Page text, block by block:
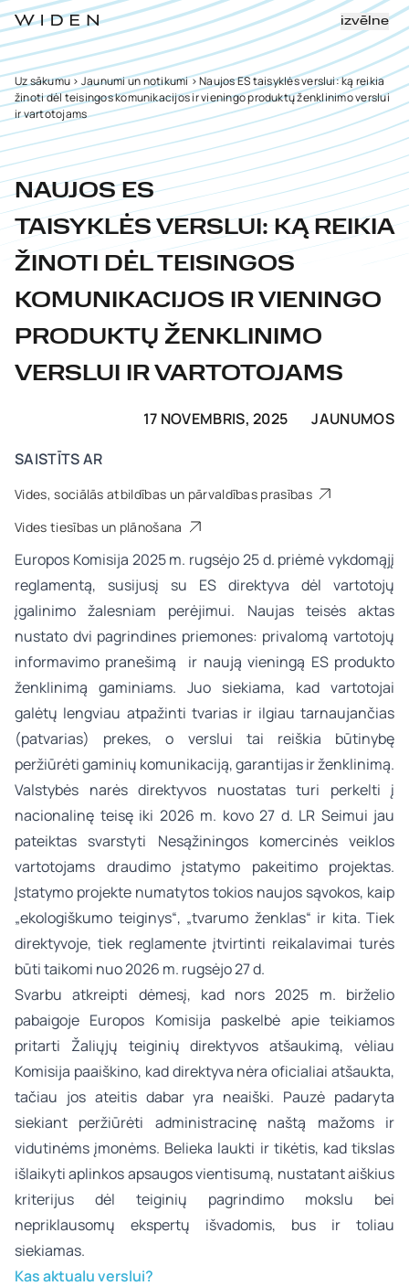
izvēlne
Uz sākumu> Jaunumi un notikumi>Naujos ES taisyklės verslui: ką reikia
žinoti dėl teisingos komunikacijos ir vieningo produktų ženklinimo verslui
ir vartotojams
NAUJOS ES
TAISYKLĖS VERSLUI: KĄ REIKIA
ŽINOTI DĖL TEISINGOS
KOMUNIKACIJOS IR VIENINGO
PRODUKTŲ ŽENKLINIMO
VERSLUI IR VARTOTOJAMS
17 NOVEMBRIS, 2025
JAUNUMOS
SAISTĪTS AR
Vides, sociālās atbildības un pārvaldības prasības
Vides tiesības un plānošana
Europos Komisija 2025 m. rugsėjo 25 d. priėmė vykdomąjį
reglamentą, susijusį su ES direktyva dėl vartotojų
įgalinimo žalesniam perėjimui. Naujas teisės aktas
nustato dvi pagrindines priemones: privalomą vartotojų
informavimo pranešimą ir naują vieningą ES produkto
ženklinimą gaminiams. Juo siekiama, kad vartotojai
galėtų lengviau atpažinti tvarias ir ilgiau tarnaujančias
(patvarias) prekes, o verslui tai reiškia būtinybę
peržiūrėti gaminių komunikaciją, garantijas ir ženklinimą.
Valstybės narės direktyvos nuostatas turi perkelti į
nacionalinę teisę iki 2026 m. kovo 27 d. LR Seimui jau
pateiktas svarstyti Nesąžiningos komercinės veiklos
vartotojams draudimo įstatymo pakeitimo projektas.
Įstatymo projekte numatytos tokios naujos sąvokos, kaip
„ekologiškumo teiginys“, „tvarumo ženklas“ ir kita. Tiek
direktyvoje, tiek reglamente įtvirtinti reikalavimai turės
būti taikomi nuo 2026 m. rugsėjo 27 d.
Svarbu atkreipti dėmesį, kad nors 2025 m. birželio
pabaigoje Europos Komisija paskelbė apie teikiamos
pritarti Žaliųjų teiginių direktyvos atšaukimą, vėliau
Komisija paaiškino, kad direktyva nėra oficialiai atšaukta,
tačiau jos ateitis dabar yra neaiški. Pauzė padaryta
siekiant peržiūrėti administracinę naštą mažoms ir
vidutinėms įmonėms. Belieka laukti ir tikėtis, kad tikslas
išlaikyti aplinkos apsaugos vientisumą, nustatant aiškius
kriterijus dėl teiginių pagrindimo mokslu bei
nepriklausomų ekspertų išvadomis, bus ir toliau
siekiamas.
Kas aktualu verslui?